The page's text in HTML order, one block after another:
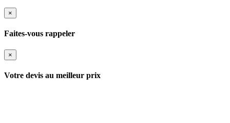
×
Faites-vous rappeler
×
Votre devis au meilleur prix